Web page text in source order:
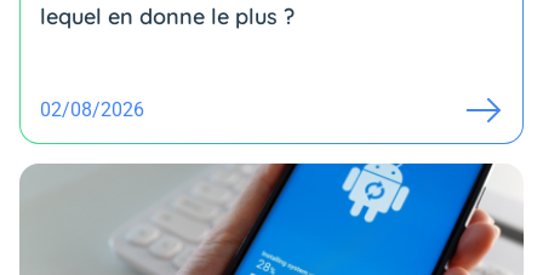
lequel en donne le plus ?
02/08/2026